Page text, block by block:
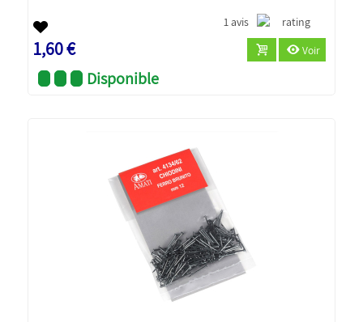
1 avis
1,60 € Voir
Disponible